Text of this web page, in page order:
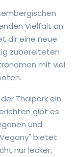
Vielfalt an
dir eine neue
zubereiteten
mit viel
Thaipark ein
gibt es
und
bietet
nur lecker,